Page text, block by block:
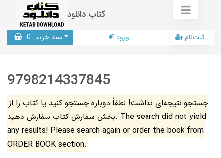
کتاب دانلود
سبد خرید 0 ورود ثبت‌نام
9798214337845
جستجو نتیجه‌ای نداشت! لطفاً دوباره جستجو کنید یا کتاب را از
بخش سفارش کتاب سفارش دهید. The search did not yield
any results! Please search again or order the book from
ORDER BOOK section.